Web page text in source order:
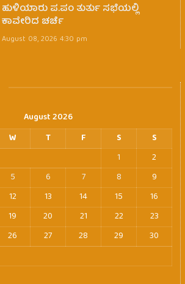
ಹುಳಿಯಾರು ಪ.ಪಂ ತುರ್ತು ಸಭೆಯಲ್ಲಿ
ಕಾವೇರಿದ ಚರ್ಚೆ
August 08, 2026 4:30 pm
August 2026
W T F S
S
1
2
5 6 7 8
9
12 13 14 15
16
19 20 21 22
23
26 27 28 29
30